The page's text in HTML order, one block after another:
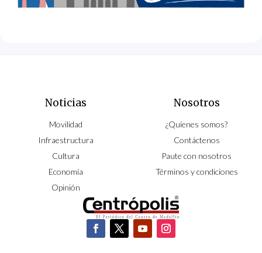
Noticias
Movilidad
Infraestructura
Cultura
Economía
Opinión
Nosotros
¿Quíenes somos?
Contáctenos
Paute con nosotros
Términos y condiciones